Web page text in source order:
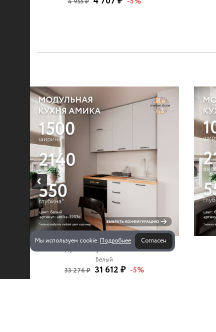
Мы используем cookie. Подробнее Согласен
Модульная кухня Амика-5903e
Белый
33 276 ₽ 31 612 ₽ -5%